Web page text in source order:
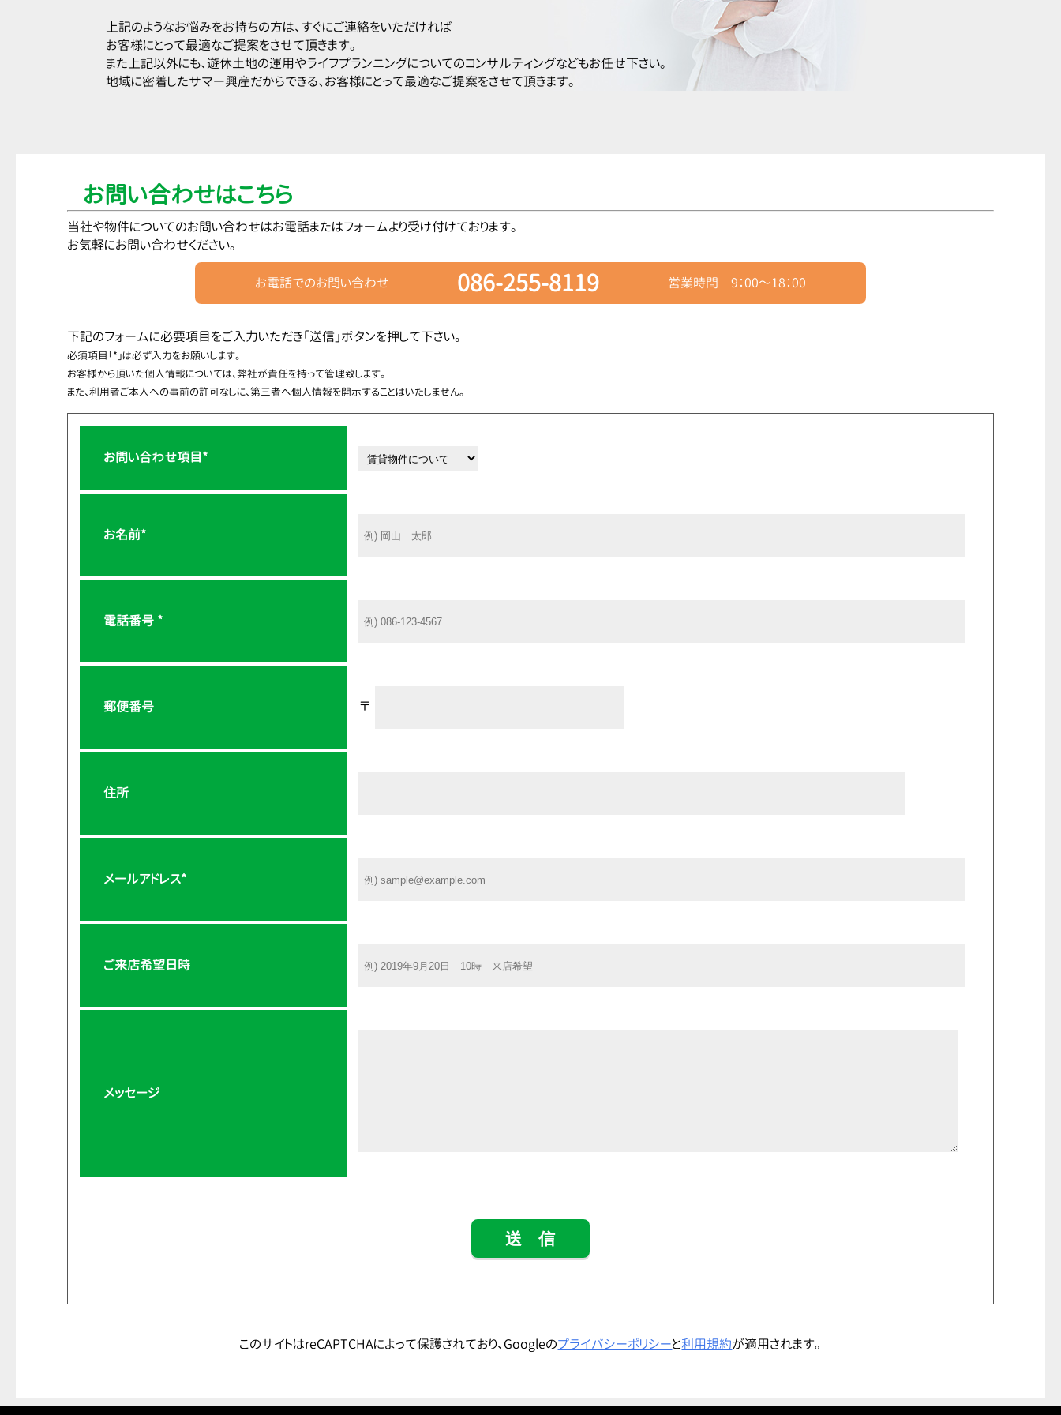
上記のようなお悩みをお持ちの方は、すぐにご連絡をいただければ
お客様にとって最適なご提案をさせて頂きます。
また上記以外にも、遊休土地の運用やライフプランニングについてのコンサルティングなどもお任せ下さい。
地域に密着したサマー興産だからできる、お客様にとって最適なご提案をさせて頂きます。
お問い合わせはこちら
当社や物件についてのお問い合わせはお電話またはフォームより受け付けております。
お気軽にお問い合わせください。
お電話でのお問い合わせ 086-255-8119 営業時間 9：00～18：00
下記のフォームに必要項目をご入力いただき「送信」ボタンを押して下さい。
必須項目「*」は必ず入力をお願いします。
お客様から頂いた個人情報については、弊社が責任を持って管理致します。
また、利用者ご本人への事前の許可なしに、第三者へ個人情報を開示することはいたしません。
お問い合わせ項目*
お名前*
電話番号 *
郵便番号 〒
住所
メールアドレス*
ご来店希望日時
メッセージ
このサイトはreCAPTCHAによって保護されており、Googleのプライバシーポリシーと利用規約が適用されます。